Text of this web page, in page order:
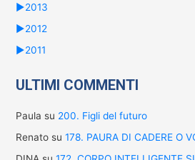
►2013
►2012
►2011
ULTIMI COMMENTI
Paula su 200. Figli del futuro
Renatosu 178. PAURA DI CADERE O